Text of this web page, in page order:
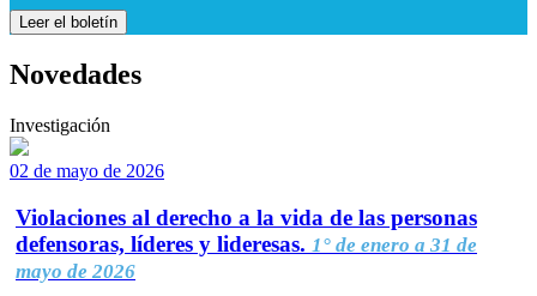
Leer el boletín
Novedades
Investigación
02 de mayo de 2026
Violaciones al derecho a la vida de las personas
defensoras, líderes y lideresas. 1° de enero a 31 de
mayo de 2026